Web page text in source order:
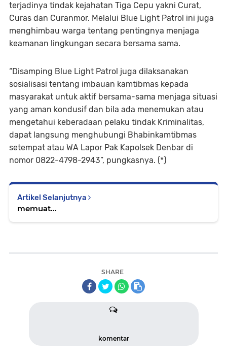
terjadinya tindak kejahatan Tiga Cepu yakni Curat,
Curas dan Curanmor. Melalui Blue Light Patrol ini juga
menghimbau warga tentang pentingnya menjaga
keamanan lingkungan secara bersama sama.
“Disamping Blue Light Patrol juga dilaksanakan
sosialisasi tentang imbauan kamtibmas kepada
masyarakat untuk aktif bersama-sama menjaga situasi
yang aman kondusif dan bila ada menemukan atau
mengetahui keberadaan pelaku tindak Kriminalitas,
dapat langsung menghubungi Bhabinkamtibmas
setempat atau WA Lapor Pak Kapolsek Denbar di
nomor 0822-4798-2943”, pungkasnya. (*)
Artikel Selanjutnya
memuat...
SHARE
komentar